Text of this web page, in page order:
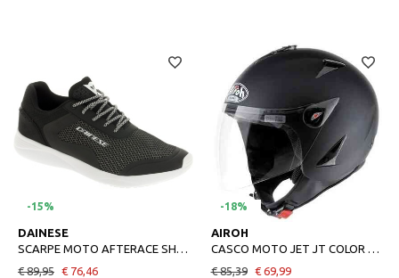
-15%
DAINESE
SCARPE MOTO AFTERACE SHOES BLACKSILVERWHITE
€ 89,95 € 76,46
-18%
AIROH
CASCO MOTO JET JT COLOR BLACK MATT
€ 85,39
€ 69,99